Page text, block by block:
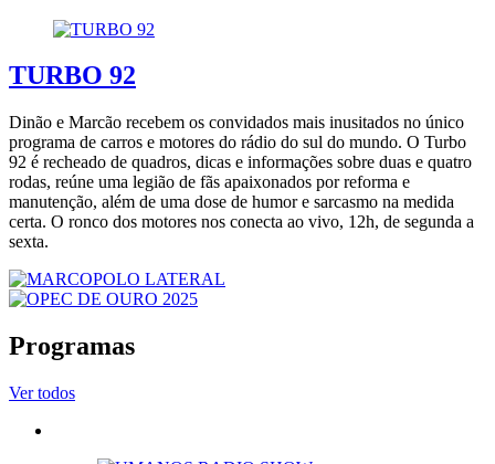
TURBO 92
Dinão e Marcão recebem os convidados mais inusitados no único
programa de carros e motores do rádio do sul do mundo. O Turbo
92 é recheado de quadros, dicas e informações sobre duas e quatro
rodas, reúne uma legião de fãs apaixonados por reforma e
manutenção, além de uma dose de humor e sarcasmo na medida
certa. O ronco dos motores nos conecta ao vivo, 12h, de segunda a
sexta.
Programas
Ver todos